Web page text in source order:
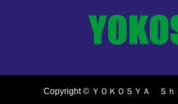
Copyright © ＹＯＫＯＳＹＡ Ｓｈ